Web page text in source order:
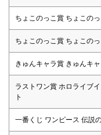
ちょこのっこ賞 ちょこの
ちょこのっこ賞 ちょこの
きゅんキャラ賞 きゅんキ
ラストワン賞 ホロライブ
ト
一番くじ ワンピース 伝説